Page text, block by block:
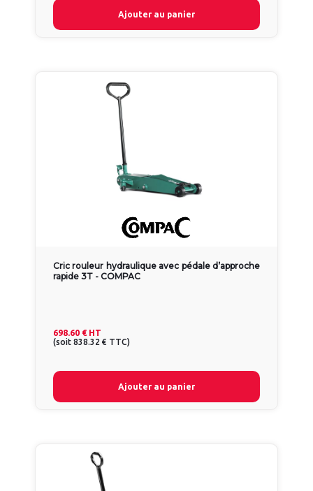
Ajouter au panier
Cric rouleur hydraulique avec pédale d’approche
rapide 3T - COMPAC
698.60 € HT
(soit 838.32 € TTC)
Ajouter au panier